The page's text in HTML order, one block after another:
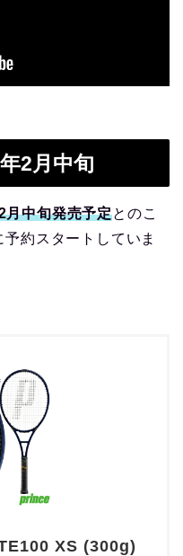
2月中旬
月中旬発売予定とのこ
約スタートしていま
XS (300g)